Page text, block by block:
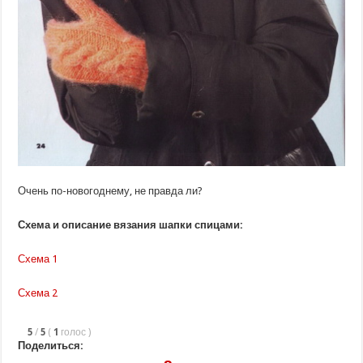
Очень по-новогоднему, не правда ли?
Схема и описание вязания шапки спицами:
Схема 1
Схема 2
5 / 5 ( 1 голос)
Поделиться: